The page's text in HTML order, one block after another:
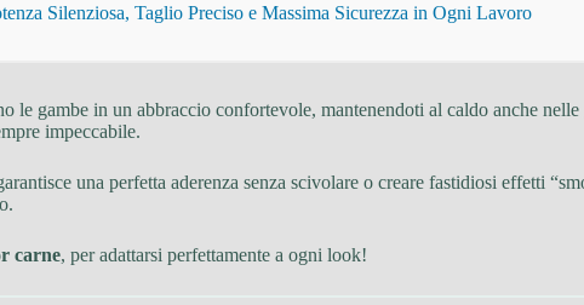
Silenziosa, Taglio Preciso e Massima Sicurezza in Ogni Lavoro
le gambe in un abbraccio confortevole, mantenendoti al caldo anche
impeccabile.
una perfetta aderenza senza scivolare o creare fastidiosi effetti
carne, per adattarsi perfettamente a ogni look!